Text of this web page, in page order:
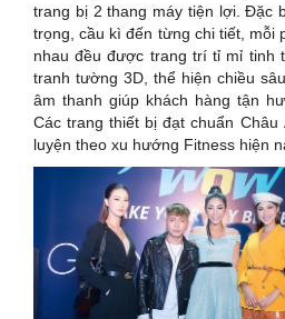
trang bị 2 thang máy tiện lợi. Đặc
trọng, cầu kì đến từng chi tiết, mỗi
nhau đều được trang trí tỉ mỉ tinh
tranh tường 3D, thể hiện chiều
âm thanh giúp khách hàng tận
Các trang thiết bị đạt chuẩn
luyện theo xu hướng Fitness hiện